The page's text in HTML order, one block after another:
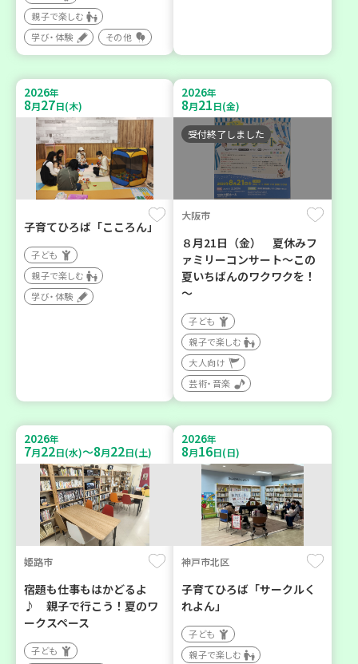
親子で楽しむ
学び・体験
その他
2026年
8月27日(木)
子育てひろば「こころん」
子ども
親子で楽しむ
学び・体験
2026年
8月21日(金)
受付終了しました
大阪市
８月21日（金） 夏休みフ
ァミリーコンサート～この
夏いちばんのワクワクを！
～
子ども
親子で楽しむ
大人向け
芸術・音楽
2026年
7月22日(水)～8月22日(土)
姫路市
宿題も仕事もはかどるよ
♪ 親子で行こう！夏のワ
ークスペース
子ども
2026年
8月16日(日)
神戸市北区
子育てひろば「サークルく
れよん」
子ども
親子で楽しむ